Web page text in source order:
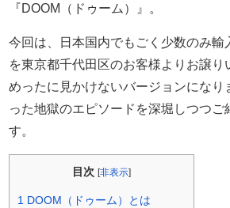
『DOOM（ドゥーム）』。
今回は、日本国内でもごく少数のみ輸
を東京都千代田区のお客様よりお譲り
めったに見かけないバージョンになり
った地獄のエピソードを深堀しつつご
す。
目次 [非表示]
1 DOOM（ドゥーム）とは